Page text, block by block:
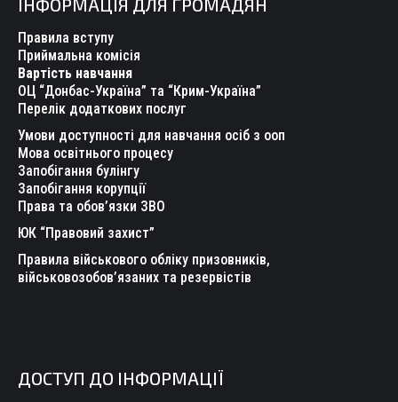
opens
in
new
window
opens
in
new
window
opens
in
new
window
opens
in
new
window
opens
new
opens
ІНФОРМАЦІЯ ДЛЯ ГРОМАДЯН
Правила вступу
Приймальна комісія
Вартість навчання
ОЦ “Донбас-Україна” та “Крим-Україна”
Перелік додаткових послуг
Умови доступності для навчання осіб з ооп
Мова освітнього процесу
Запобігання булінгу
Запобігання корупції
Права та обов’язки ЗВО
ЮК “Правовий захист”
Правила військового обліку призовників,
військовозобов’язаних та резервістів
ДОСТУП ДО ІНФОРМАЦІЇ